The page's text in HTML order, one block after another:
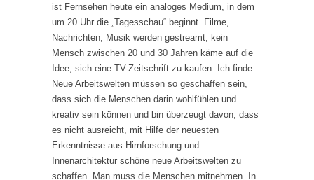
ist Fernsehen heute ein analoges Medium, in dem
um 20 Uhr die „Tagesschau“ beginnt. Filme,
Nachrichten, Musik werden gestreamt, kein
Mensch zwischen 20 und 30 Jahren käme auf die
Idee, sich eine TV-Zeitschrift zu kaufen. Ich finde:
Neue Arbeitswelten müssen so geschaffen sein,
dass sich die Menschen darin wohlfühlen und
kreativ sein können und bin überzeugt davon, dass
es nicht ausreicht, mit Hilfe der neuesten
Erkenntnisse aus Hirnforschung und
Innenarchitektur schöne neue Arbeitswelten zu
schaffen. Man muss die Menschen mitnehmen. In